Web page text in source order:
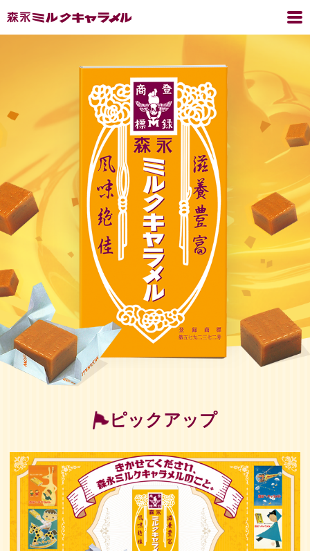
ピックアップ